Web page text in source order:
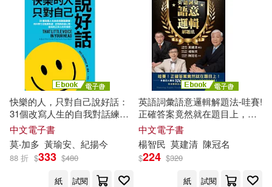
原著 帕雅兒．莫盧爾和桑傑．莫盧
爾 (Payal Molur and Sanjay Molur)
繪者 索娜莉．佐赫拉 (Sonali Zohr
原著 斯瓦蒂·森古普塔(Swati Sengu
pta)繪者 里沙夫·莫翰蒂(Rishav Mo
hanty)重編 好書多教育科技有限公
司(1)
原野(1) 古格里‧祖克曼(1)
史黛西．羅賓遜(1)
四川美術出版社(1)
圓方出版社(1) 堡壘文化(1)
墨刻(1) 大呂文化(1)
大寫出版(1) 大牌出版(1)
大石國際文化(1) 大碩教育(1)
快樂的人，只對自己說好話：
31個改寫人生的自我對話練
習，用科學方法戰勝焦慮、依
戀與逃避心態，創造真正長久
的幸福感 (電子書)
中文電子書
莫‧加多 黃瑜安、紀揚今
88 折 $333 $480
紙
試閱
英語詞彙語意邏輯解題法-哇賽!
正確答案竟然就在題目上，教
你精準找出關鍵字，答題又快
又正確! (電子書)
中文電子書
楊智民 莫建清 陳冠名
$224 $320
紙
試閱